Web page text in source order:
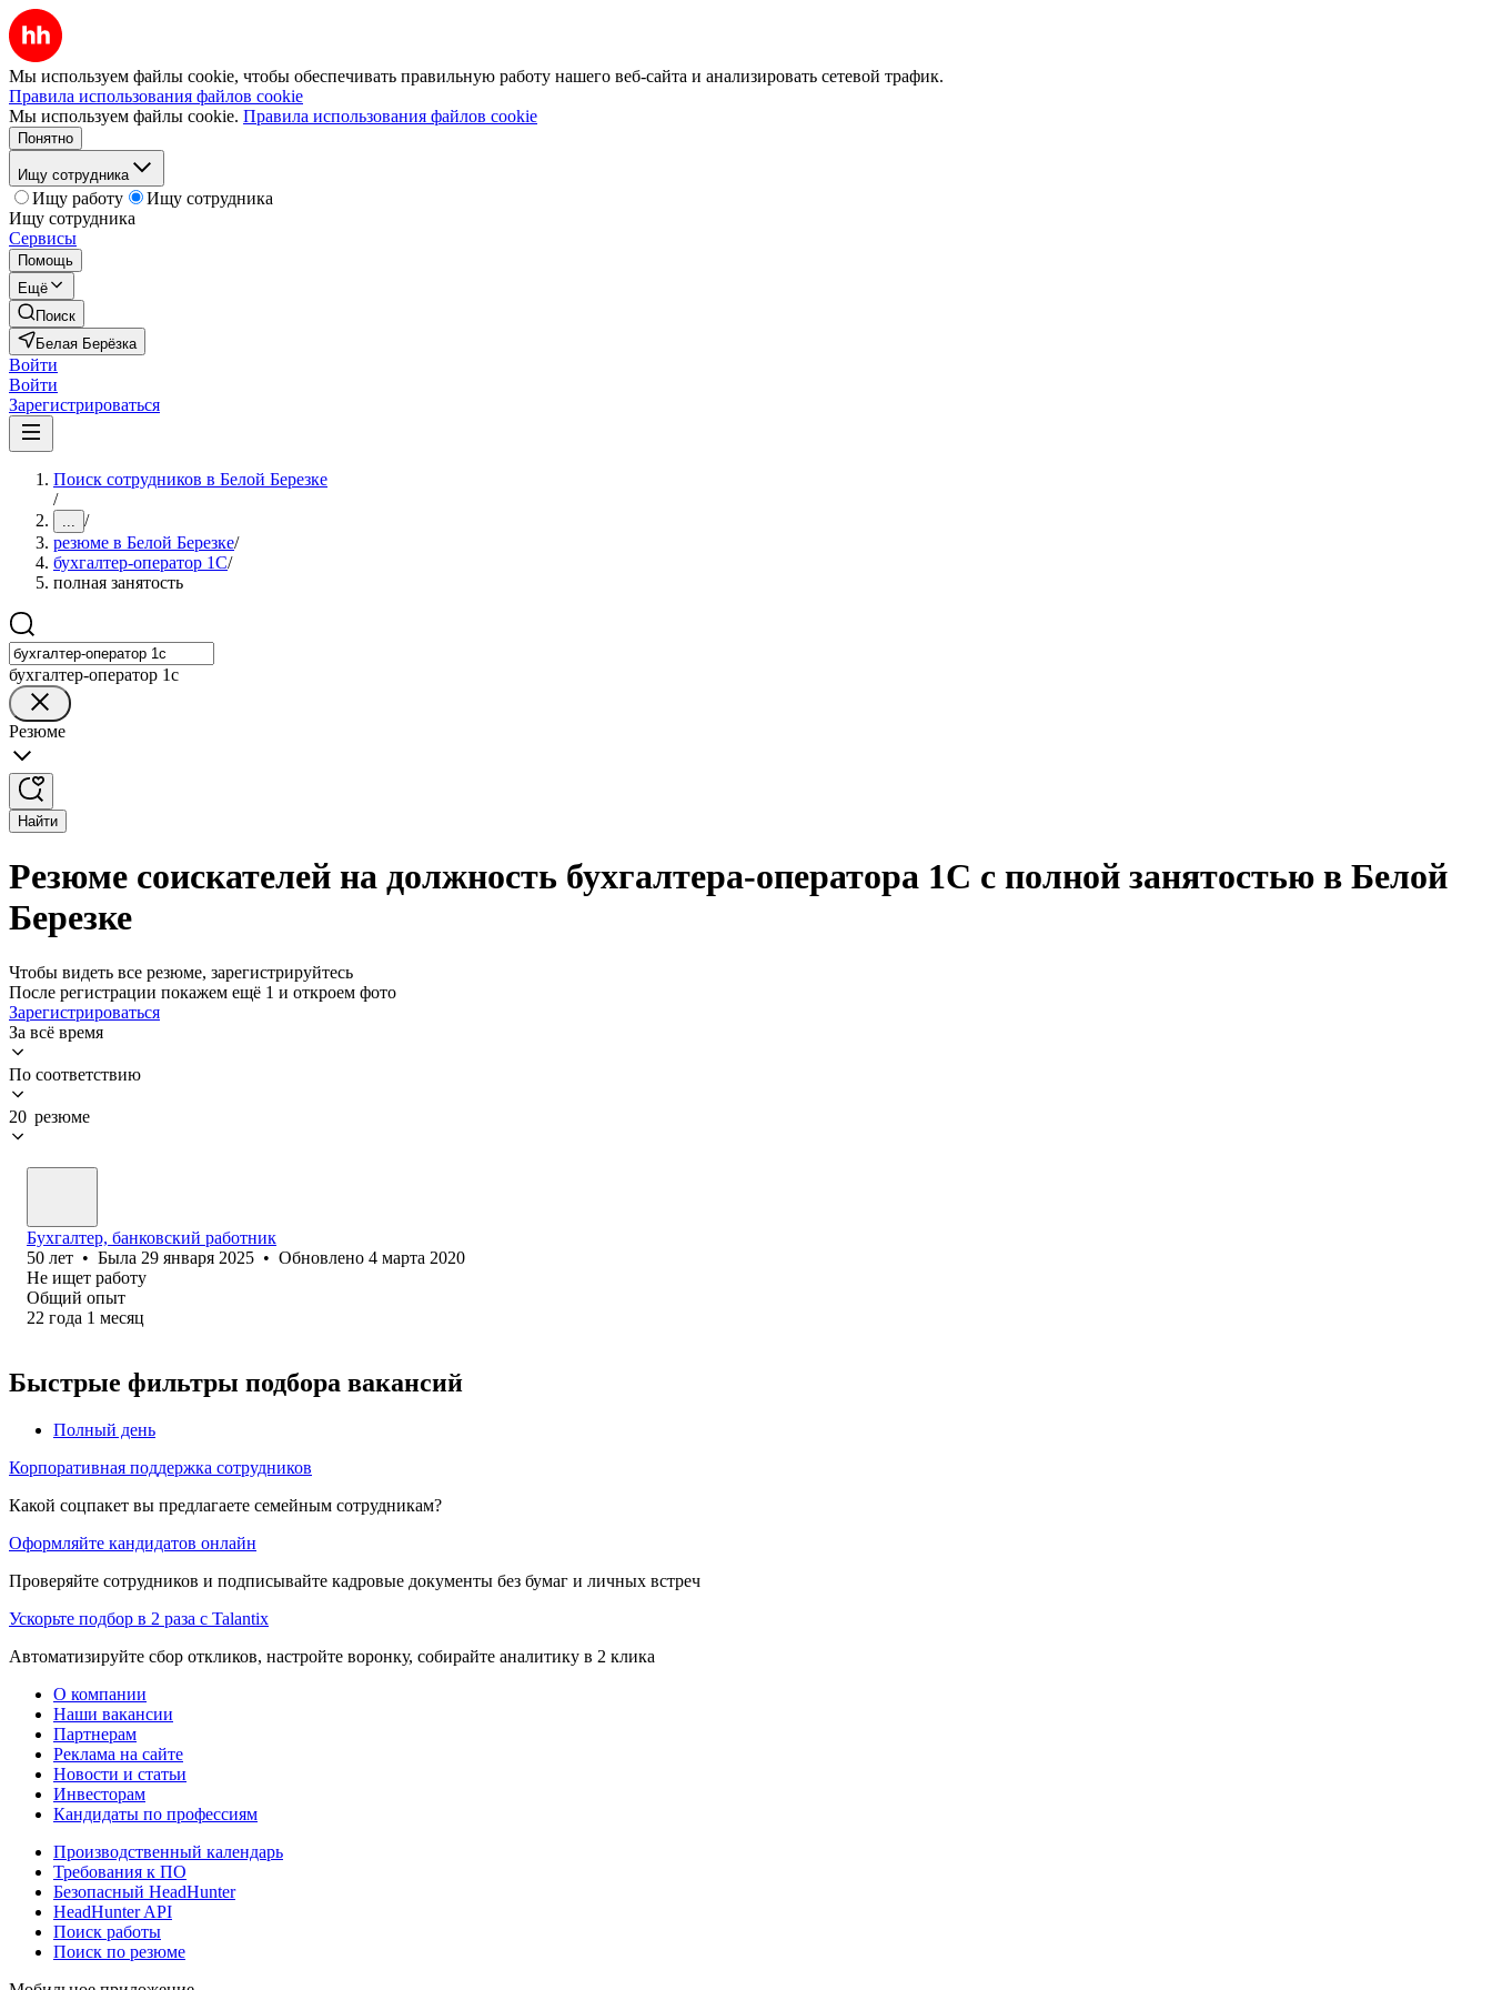
Мы используем файлы cookie, чтобы обеспечивать правильную работу нашего веб-сайта и анализировать сетевой трафик.
Правила использования файлов cookie
Мы используем файлы cookie. Правила использования файлов cookie
Понятно
Ищу сотрудника
Ищу работу
Ищу сотрудника
Ищу сотрудника
Сервисы
Помощь
Ещё
Поиск
Белая Берёзка
Войти
Войти
Зарегистрироваться
Поиск сотрудников в Белой Березке
/
... /
резюме в Белой Березке/
бухгалтер-оператор 1С/
полная занятость
бухгалтер-оператор 1с
Резюме
Найти
Резюме соискателей на должность бухгалтера-оператора 1С с полной занятостью в Белой
Березке
Чтобы видеть все резюме, зарегистрируйтесь
После регистрации покажем ещё 1 и откроем фото
Зарегистрироваться
За всё время
По соответствию
20 резюме
Бухгалтер, банковский работник
50 лет • Была 29 января 2025 • Обновлено 4 марта 2020
Не ищет работу
Общий опыт
22 года 1 месяц
Быстрые фильтры подбора вакансий
Полный день
Корпоративная поддержка сотрудников
Какой соцпакет вы предлагаете семейным сотрудникам?
Оформляйте кандидатов онлайн
Проверяйте сотрудников и подписывайте кадровые документы без бумаг и личных встреч
Ускорьте подбор в 2 раза с Talantix
Автоматизируйте сбор откликов, настройте воронку, собирайте аналитику в 2 клика
О компании
Наши вакансии
Партнерам
Реклама на сайте
Новости и статьи
Инвесторам
Кандидаты по профессиям
Производственный календарь
Требования к ПО
Безопасный HeadHunter
HeadHunter API
Поиск работы
Поиск по резюме